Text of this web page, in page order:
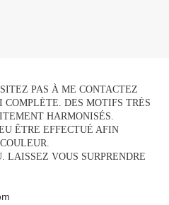
PAS À ME CONTACTEZ
COMPLÈTE. DES MOTIFS TRÈS
HARMONISÉS.
ÊTRE EFFECTUÉ AFIN
LAISSEZ VOUS SURPRENDRE